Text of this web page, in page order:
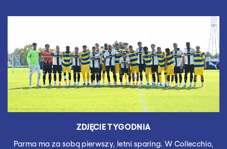
ZDJĘCIE TYGODNIA
Parma ma za sobą pierwszy, letni sparing. W Collecchio,